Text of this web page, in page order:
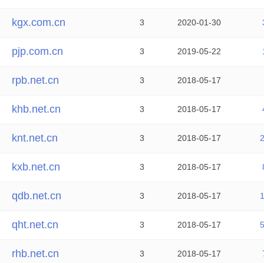
kgx.com.cn 3 2020-01-30
pjp.com.cn 3 2019-05-22
rpb.net.cn 3 2018-05-17
khb.net.cn 3 2018-05-17
knt.net.cn 3 2018-05-17
kxb.net.cn 3 2018-05-17
qdb.net.cn 3 2018-05-17
qht.net.cn 3 2018-05-17
rhb.net.cn 3 2018-05-17